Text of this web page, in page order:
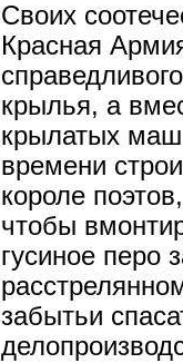
Своих
Красная
крылья, а
крылатых
времени
короле
чтобы
гусиное перо
забытьи